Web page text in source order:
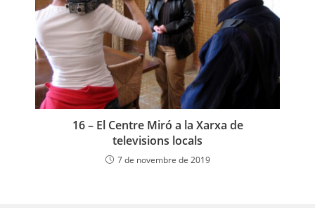
16 – El Centre Miró a la Xarxa de
televisions locals
7 de novembre de 2019